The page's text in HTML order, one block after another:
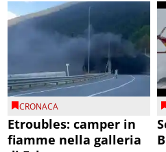
CRONACA
Etroubles: camper in
fiamme nella galleria